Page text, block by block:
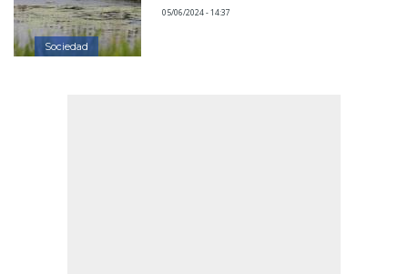
Sociedad
05/06/2024 - 14:37